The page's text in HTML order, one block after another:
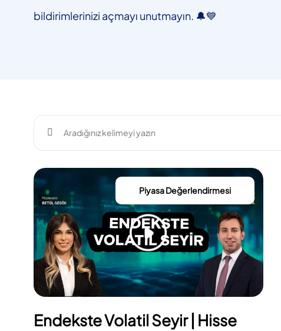
bildirimlerinizi açmayı unutmayın. 🔔💙
Piyasa Değerlendirmesi
Endekste Volatil Seyir | Hisse